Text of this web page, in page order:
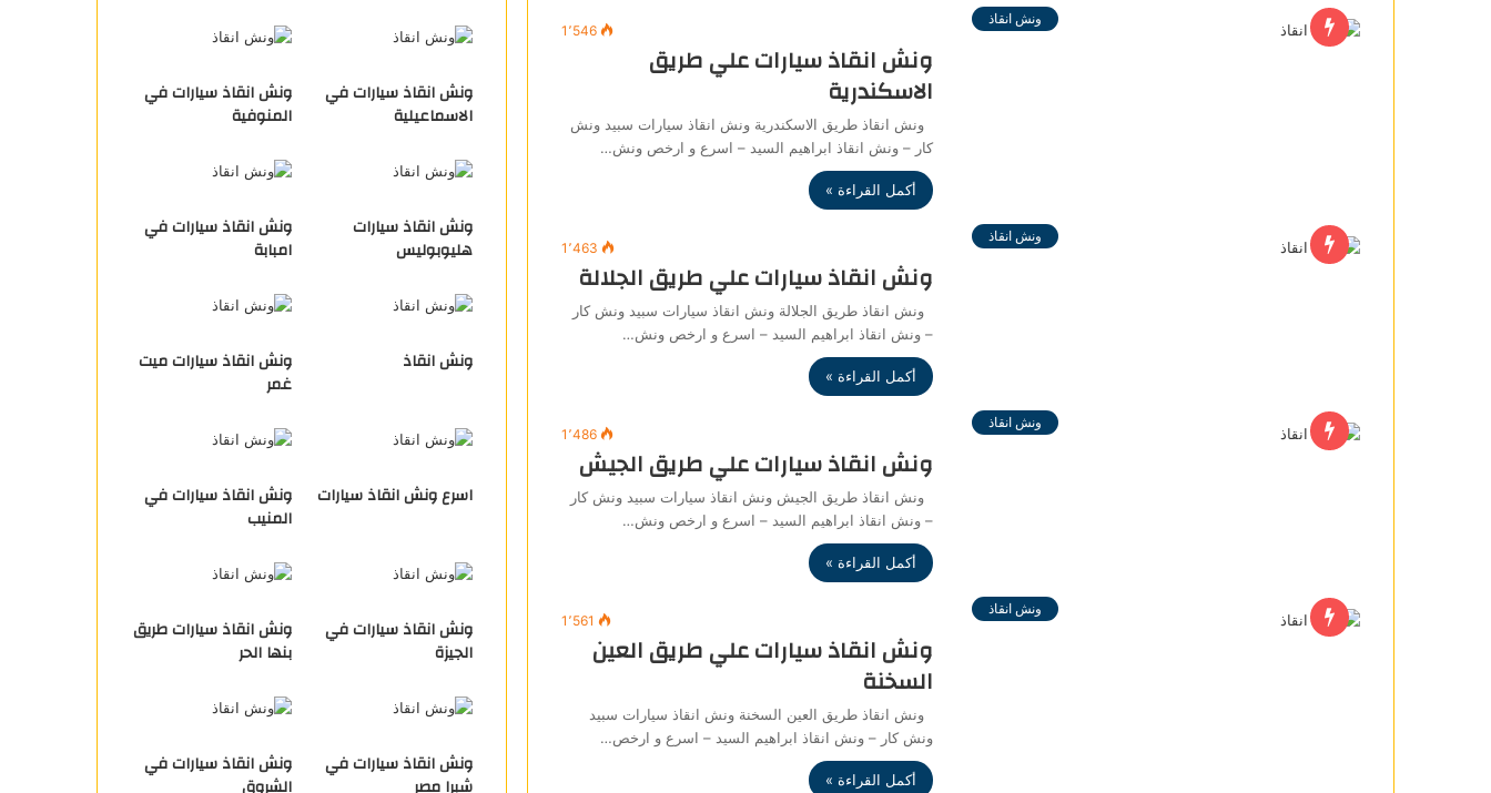
ونش انقاذ
1٬546
ونش انقاذ سيارات علي طريق
الاسكندرية
ونش انقاذ طريق الاسكندرية ونش انقاذ سيارات سبيد ونش
كار – ونش انقاذ ابراهيم السيد – اسرع و ارخص ونش…
أكمل القراءة »
ونش انقاذ
1٬463
ونش انقاذ سيارات علي طريق الجلالة
ونش انقاذ طريق الجلالة ونش انقاذ سيارات سبيد ونش كار
– ونش انقاذ ابراهيم السيد – اسرع و ارخص ونش…
أكمل القراءة »
ونش انقاذ
1٬486
ونش انقاذ سيارات علي طريق الجيش
ونش انقاذ طريق الجيش ونش انقاذ سيارات سبيد ونش كار
– ونش انقاذ ابراهيم السيد – اسرع و ارخص ونش…
أكمل القراءة »
ونش انقاذ
1٬561
ونش انقاذ سيارات علي طريق العين
السخنة
ونش انقاذ طريق العين السخنة ونش انقاذ سيارات سبيد
ونش كار – ونش انقاذ ابراهيم السيد – اسرع و ارخص…
أكمل القراءة »
ونش انقاذ سيارات في
الاسماعيلية
ونش انقاذ سيارات في
المنوفية
ونش انقاذ سيارات
هليوبوليس
ونش انقاذ سيارات في
امبابة
ونش انقاذ
ونش انقاذ سيارات ميت
غمر
اسرع ونش انقاذ سيارات
ونش انقاذ سيارات في
المنيب
ونش انقاذ سيارات في
الجيزة
ونش انقاذ سيارات طريق
بنها الحر
ونش انقاذ سيارات في
ونش انقاذ سيارات في